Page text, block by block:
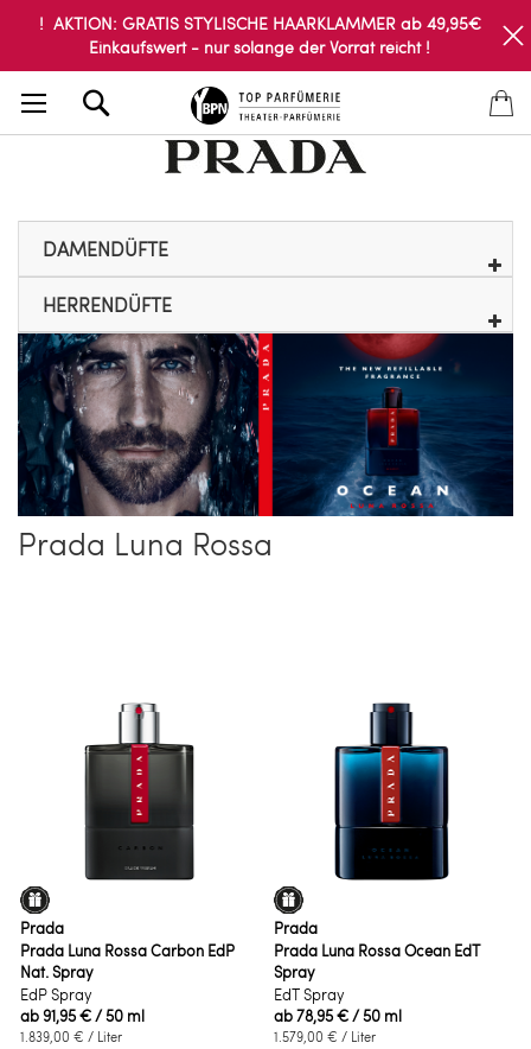
! AKTION: GRATIS STYLISCHE HAARKLAMMER ab 49,95€
Einkaufswert - nur solange der Vorrat reicht !
DAMENDÜFTE
HERRENDÜFTE
Prada Luna Rossa
Prada
Prada Luna Rossa Carbon EdP
Nat. Spray
EdP Spray
ab91,95 €/ 50 ml
1.839,00 € / Liter
Prada
Prada Luna Rossa Ocean EdT
Spray
EdT Spray
ab78,95 €/ 50 ml
1.579,00 € / Liter